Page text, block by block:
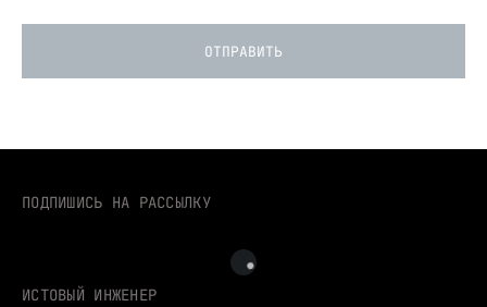
ИСТОВЫЙ ИНЖЕНЕР
ПОДПИШИСЬ НА РАССЫЛКУ